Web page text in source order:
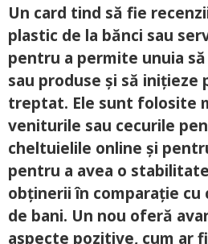
Un card tind să fie
plastic de la bănci sau
pentru a permite unuia
sau produse și să inițieze
treptat. Ele sunt folosite
veniturile sau cecurile
cheltuielile online și
pentru a avea o
obținerii în comparație cu
de bani. Un nou oferă
aspecte pozitive, cum ar